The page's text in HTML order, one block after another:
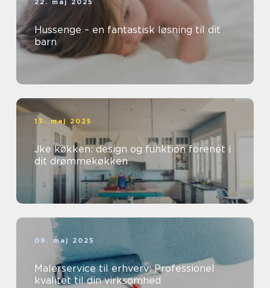
22. maj 2025
Hussenge – en fantastisk løsning til dit
barn
13. maj 2025
Jke køkken: design og funktion forenet i
dit drømmekøkken
09. maj 2025
Malerservice til erhverv: Professionel
kvalitet til din virksomhed